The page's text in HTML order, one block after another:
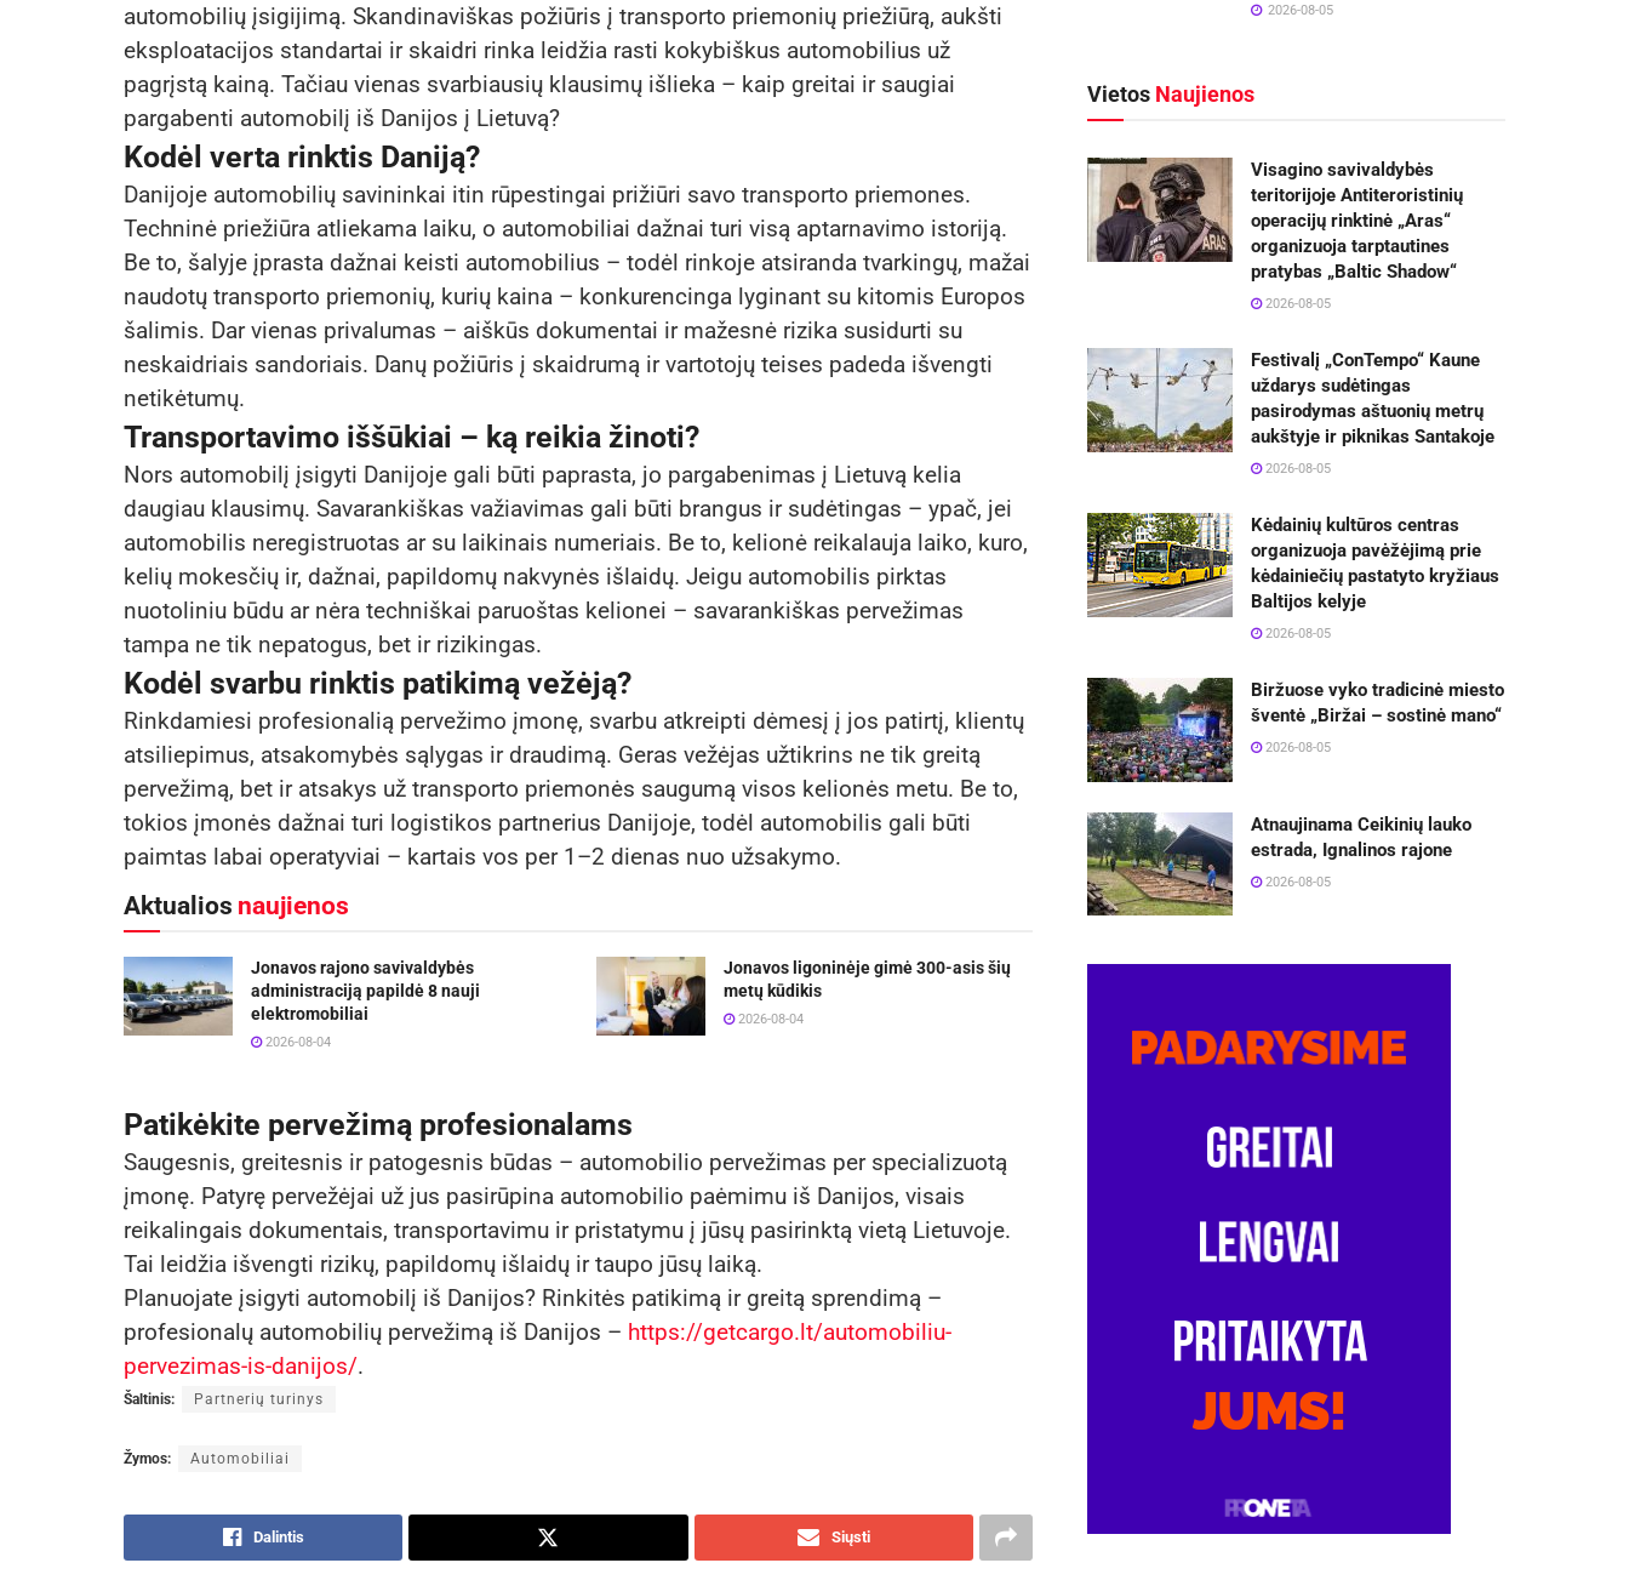
automobilių įsigijimą. Skandinaviškas požiūris į transporto priemonių priežiūrą, aukšti
eksploatacijos standartai ir skaidri rinka leidžia rasti kokybiškus automobilius už
pagrįstą kainą. Tačiau vienas svarbiausių klausimų išlieka – kaip greitai ir saugiai
pargabenti automobilį iš Danijos į Lietuvą?
Kodėl verta rinktis Daniją?
Danijoje automobilių savininkai itin rūpestingai prižiūri savo transporto priemones.
Techninė priežiūra atliekama laiku, o automobiliai dažnai turi visą aptarnavimo istoriją.
Be to, šalyje įprasta dažnai keisti automobilius – todėl rinkoje atsiranda tvarkingų, mažai
naudotų transporto priemonių, kurių kaina – konkurencinga lyginant su kitomis Europos
šalimis. Dar vienas privalumas – aiškūs dokumentai ir mažesnė rizika susidurti su
neskaidriais sandoriais. Danų požiūris į skaidrumą ir vartotojų teises padeda išvengti
netikėtumų.
Transportavimo iššūkiai – ką reikia žinoti?
Nors automobilį įsigyti Danijoje gali būti paprasta, jo pargabenimas į Lietuvą kelia
daugiau klausimų. Savarankiškas važiavimas gali būti brangus ir sudėtingas – ypač, jei
automobilis neregistruotas ar su laikinais numeriais. Be to, kelionė reikalauja laiko, kuro,
kelių mokesčių ir, dažnai, papildomų nakvynės išlaidų. Jeigu automobilis pirktas
nuotoliniu būdu ar nėra techniškai paruoštas kelionei – savarankiškas pervežimas
tampa ne tik nepatogus, bet ir rizikingas.
Kodėl svarbu rinktis patikimą vežėją?
Rinkdamiesi profesionalią pervežimo įmonę, svarbu atkreipti dėmesį į jos patirtį, klientų
atsiliepimus, atsakomybės sąlygas ir draudimą. Geras vežėjas užtikrins ne tik greitą
pervežimą, bet ir atsakys už transporto priemonės saugumą visos kelionės metu. Be to,
tokios įmonės dažnai turi logistikos partnerius Danijoje, todėl automobilis gali būti
paimtas labai operatyviai – kartais vos per 1–2 dienas nuo užsakymo.
Aktualios naujienos
Jonavos rajono savivaldybės
administraciją papildė 8 nauji
elektromobiliai
2026-08-04
Jonavos ligoninėje gimė 300-asis šių
metų kūdikis
2026-08-04
Patikėkite pervežimą profesionalams
Saugesnis, greitesnis ir patogesnis būdas – automobilio pervežimas per specializuotą
įmonę. Patyrę pervežėjai už jus pasirūpina automobilio paėmimu iš Danijos, visais
reikalingais dokumentais, transportavimu ir pristatymu į jūsų pasirinktą vietą Lietuvoje.
Tai leidžia išvengti rizikų, papildomų išlaidų ir taupo jūsų laiką.
Planuojate įsigyti automobilį iš Danijos? Rinkitės patikimą ir greitą sprendimą –
profesionalų automobilių pervežimą iš Danijos – https://getcargo.lt/automobiliu-
pervezimas-is-danijos/.
Šaltinis: Partnerių turinys
Žymos: Automobiliai
Dalintis Siųsti
2026-08-05
Vietos Naujienos
Visagino savivaldybės
teritorijoje Antiteroristinių
operacijų rinktinė „Aras“
organizuoja tarptautines
pratybas „Baltic Shadow“
2026-08-05
Festivalį „ConTempo“ Kaune
uždarys sudėtingas
pasirodymas aštuonių metrų
aukštyje ir piknikas Santakoje
2026-08-05
Kėdainių kultūros centras
organizuoja pavėžėjimą prie
kėdainiečių pastatyto kryžiaus
Baltijos kelyje
2026-08-05
Biržuose vyko tradicinė miesto
šventė „Biržai – sostinė mano“
2026-08-05
Atnaujinama Ceikinių lauko
estrada, Ignalinos rajone
2026-08-05